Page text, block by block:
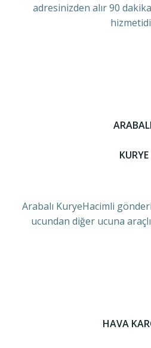
adresinizden alır 90
ARABALI
KURYE
Arabalı KuryeHacimli
ucundan diğer ucuna
HAVA